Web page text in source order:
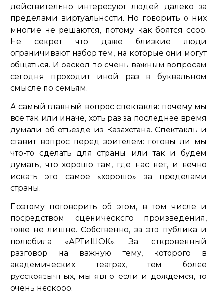
действительно интересуют людей далеко за
пределами виртуальности. Но говорить о них
многие не решаются, потому как боятся ссор.
Не секрет что даже близкие люди
ограничивают набор тем, на которые они могут
общаться. И раскол по очень важным вопросам
сегодня проходит иной раз в буквальном
смысле по семьям.
А самый главный вопрос спектакля: почему мы
все так или иначе, хоть раз за последнее время
думали об отъезде из Казахстана. Спектакль и
ставит вопрос перед зрителем: готовы ли мы
что-то сделать для страны или так и будем
думать, что хорошо там, где нас нет, и вечно
искать это самое «хорошо» за пределами
страны.
Поэтому поговорить об этом, в том числе и
посредством сценического произведения,
тоже не лишне. Собственно, за это публика и
полюбила «АРТиШОК». За откровенный
разговор на важную тему, которого в
академических театрах, тем более
русскоязычных, мы явно если и дождемся, то
очень нескоро.